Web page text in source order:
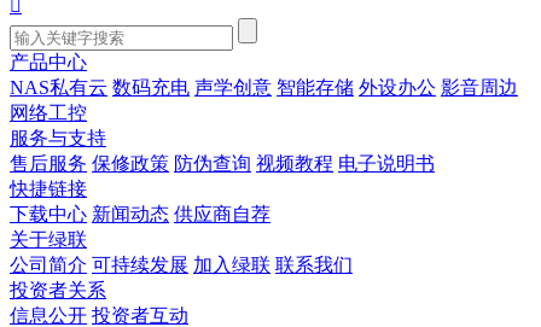

产品中心
NAS私有云 数码充电 声学创意 智能存储 外设办公 影音周边
网络工控
服务与支持
售后服务 保修政策 防伪查询 视频教程 电子说明书
快捷链接
下载中心 新闻动态 供应商自荐
关于绿联
公司简介 可持续发展 加入绿联 联系我们
投资者关系
信息公开 投资者互动